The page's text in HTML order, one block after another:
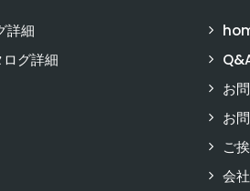
詳細
グ詳細
お
お
ご
会